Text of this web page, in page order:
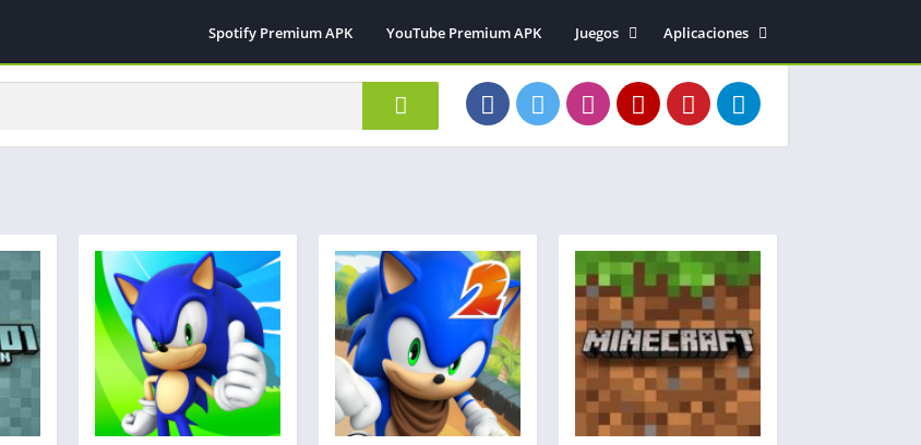
Spotify Premium APK YouTube Premium APK
Juegos
Acción
Arcade
Simulación
Aplicaciones
Entretenimiento
Herramientas